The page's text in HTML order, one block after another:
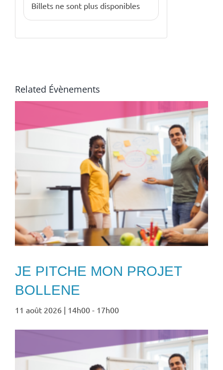
Billets ne sont plus disponibles
Related Évènements
JE PITCHE MON PROJET
BOLLENE
11 août 2026 | 14h00 - 17h00